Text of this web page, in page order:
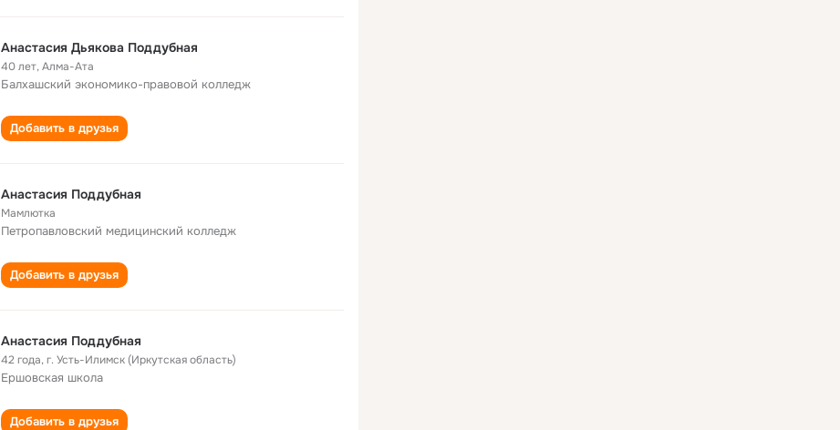
Анастасия Дьякова Поддубная
40 лет,Алма-Ата
Балхашский экономико-правовой колледж
Добавить в друзья
Анастасия Поддубная
Мамлютка
Петропавловский медицинский колледж
Добавить в друзья
Анастасия Поддубная
42 года,г. Усть-Илимск (Иркутская область)
Ершовская школа
Добавить в друзья